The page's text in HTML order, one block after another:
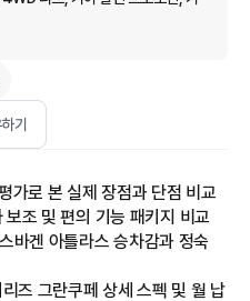
기
로 본 실제 장점과 단점 비교
조 및 편의 기능 패키지 비교
바겐 아틀라스 승차감과 정숙
즈 그란쿠페 상세 스펙 및 월 납